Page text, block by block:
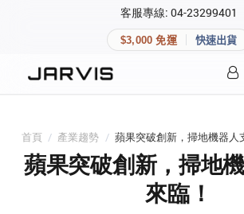
客服專線: 04-23299401
$3,000 免運 快速出貨
首頁 / 產業趨勢 / 蘋果突破創新，掃地機器人
蘋果突破創新，掃地
來臨！
快速連結
Matter 智慧家庭
精品家電
登入後可查看訂單、會員資料與收藏清單。
密碼